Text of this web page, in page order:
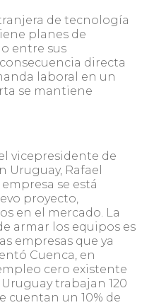
de tecnología
planes de
entre sus
directa
laboral en un
se mantiene
vicepresidente de
Uruguay, Rafael
se está
proyecto,
en el mercado. La
armar los equipos es
empresas que ya
Cuenca, en
cero existente
trabajan 120
cuentan un 10% de